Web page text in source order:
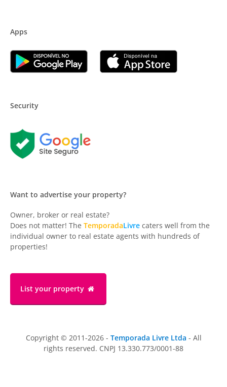
Apps
Security
Want to advertise your property?
Owner, broker or real estate?
Does not matter! The TemporadaLivre caters well from the
individual owner to real estate agents with hundreds of
properties!
List your property
Copyright © 2011-2026 - Temporada Livre Ltda - All
rights reserved. CNPJ 13.330.773/0001-88